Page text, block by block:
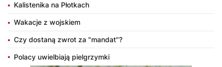
Kalistenika na Płotkach
Wakacje z wojskiem
Czy dostaną zwrot za "mandat"?
Polacy uwielbiają pielgrzymki